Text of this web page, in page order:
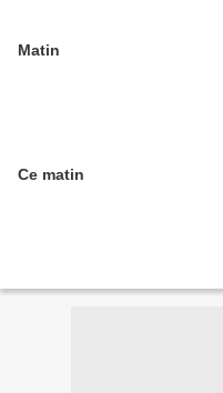
Matin
Ce matin